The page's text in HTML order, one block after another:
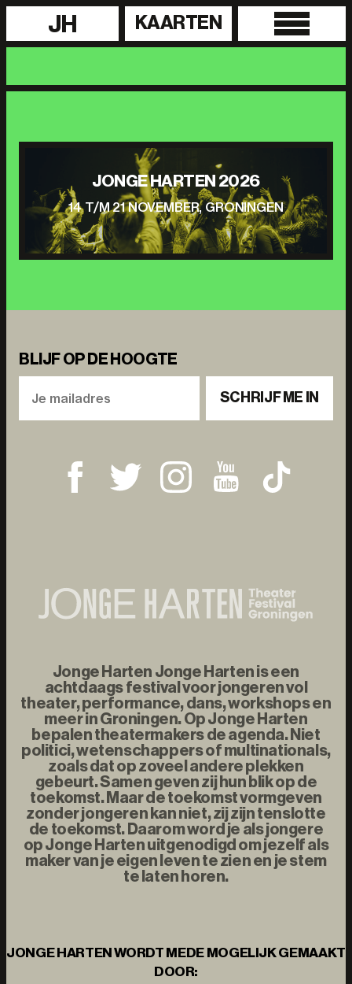
JH KAARTEN
JONGE HARTEN 2026
14 T/M 21 NOVEMBER, GRONINGEN
BLIJF OP DE HOOGTE
SCHRIJF ME IN
Jonge Harten Jonge Harten is een
achtdaags festival voor jongeren vol
theater, performance, dans, workshops en
meer in Groningen. Op Jonge Harten
bepalen theatermakers de agenda. Niet
politici, wetenschappers of multinationals,
zoals dat op zoveel andere plekken
gebeurt. Samen geven zij hun blik op de
toekomst. Maar de toekomst vormgeven
zonder jongeren kan niet, zij zijn tenslotte
de toekomst. Daarom word je als jongere
op Jonge Harten uitgenodigd om jezelf als
maker van je eigen leven te zien en je stem
te laten horen.
JONGE HARTEN WORDT MEDE MOGELIJK GEMAAKT
DOOR: